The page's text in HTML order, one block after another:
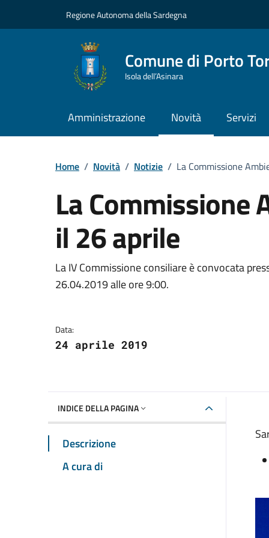
Regione Autonoma della Sardegna
Comune di Porto
Isola dell’Asinara
Amministrazione Novità Servizi
Home / Novità / Notizie / La Commissione
La Commissione
il 26 aprile
Dettagli della notizia
La IV Commissione consiliare è convocata
26.04.2019 alle ore 9:00.
Data:
24 aprile 2019
INDICE DELLA PAGINA
Descrizione
A cura di